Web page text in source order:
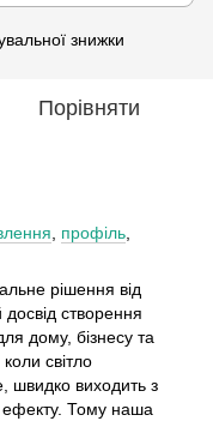
знижки
Порівняти
профіль
рішення від
досвід створення
дому, бізнесу та
світло
швидко виходить з
ефекту. Тому наша